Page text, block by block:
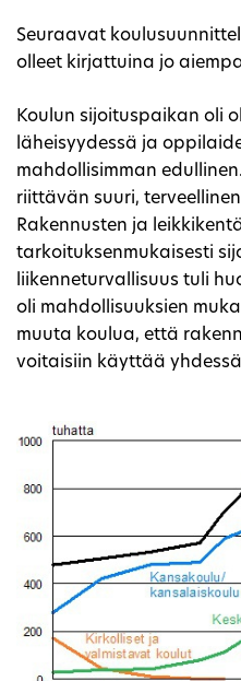
Seuraavat
olleet kirjattuina jo
Koulun sijoituspaikan oli
läheisyydessä ja
mahdollisimman
riittävän suuri,
Rakennusten ja
tarkoituksenmukaisesti
liikenneturvallisuus tuli
oli mahdollisuuksien
muuta koulua, että
voitaisiin käyttää